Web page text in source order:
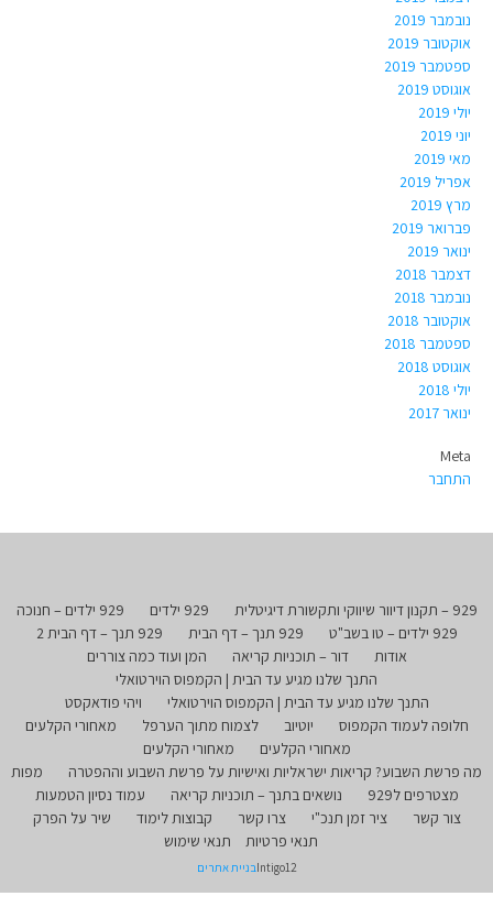
נובמבר 2019
אוקטובר 2019
ספטמבר 2019
אוגוסט 2019
יולי 2019
יוני 2019
מאי 2019
אפריל 2019
מרץ 2019
פברואר 2019
ינואר 2019
דצמבר 2018
נובמבר 2018
אוקטובר 2018
ספטמבר 2018
אוגוסט 2018
יולי 2018
ינואר 2017
Meta
התחבר
929 – תקנון דיוור שיווקי ותקשורת דיגיטלית 929 ילדים
929 ילדים – חנוכה
929 ילדים – טו בשב"ט
929 תנך – דף הבית
929 תנך – דף הבית 2
אודות
דור – תוכניות קריאה
המן ועוד כמה צוררים
התנך שלנו מגיע עד הבית | הקמפוס הוירטואלי
התנך שלנו מגיע עד הבית | הקמפוס הוירטואלי
ויהי פודאקסט
חלופה לעמוד הקמפוס
יוטיוב לצמוח מתוך הערפל
מאחורי הקלעים
מאחורי הקלעים
מאחורי הקלעים
מה פרשת השבוע? קריאות ישראליות ואישיות על פרשת השבוע וההפטרה
מפות
מצטרפים ל929
נושאים בתנך – תוכניות קריאה
עמוד נסיון הטמעות
צור קשר
ציר זמן תנכ"י צרו קשר קבוצות לימוד
שיר על הפרק
תנאי פרטיות
תנאי שימוש
Intigo12בניית אתרים